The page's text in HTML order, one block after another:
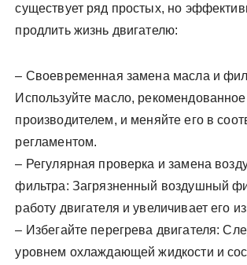
существует ряд простых, но
продлить жизнь двигателю:
– Своевременная замена масла и
Используйте масло, рекомендованное
производителем, и меняйте его в
регламентом.
– Регулярная проверка и замена
фильтра: Загрязненный воздушный
работу двигателя и увеличивает его
– Избегайте перегрева двигателя:
уровнем охлаждающей жидкости и